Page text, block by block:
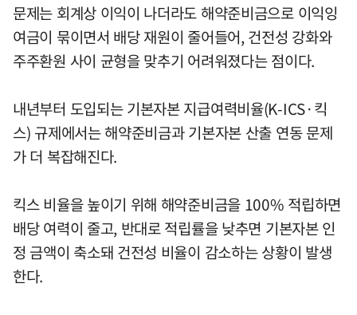
문제는 회계상 이익이 나더라도 해약준비금으로 이익잉
여금이 묶이면서 배당 재원이 줄어들어, 건전성 강화와
주주환원 사이 균형을 맞추기 어려워졌다는 점이다.
내년부터 도입되는 기본자본 지급여력비율(K-ICS·킥
스) 규제에서는 해약준비금과 기본자본 산출 연동 문제
가 더 복잡해진다.
킥스 비율을 높이기 위해 해약준비금을 100% 적립하면
배당 여력이 줄고, 반대로 적립률을 낮추면 기본자본 인
정 금액이 축소돼 건전성 비율이 감소하는 상황이 발생
한다.